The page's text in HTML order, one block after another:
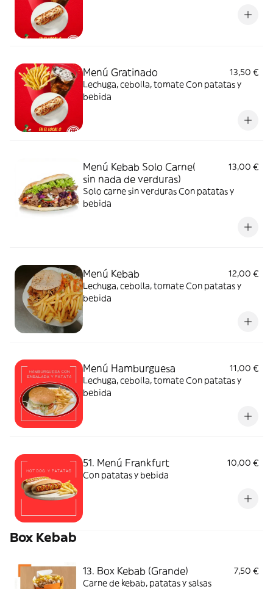
Menú Gratinado
13,50 €
Lechuga, cebolla, tomate Con patatas y
bebida
Menú Kebab Solo Carne(
sin nada de verduras)
13,00 €
Solo carne sin verduras Con patatas y
bebida
Menú Kebab
12,00 €
Lechuga, cebolla, tomate Con patatas y
bebida
Menú Hamburguesa
11,00 €
Lechuga, cebolla, tomate Con patatas y
bebida
51. Menú Frankfurt
10,00 €
Con patatas y bebida
Box Kebab
13. Box Kebab (Grande)
7,50 €
Carne de kebab, patatas y salsas